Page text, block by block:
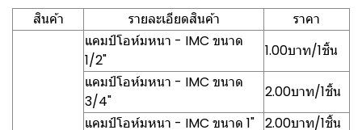
สินค้า
รายละเอียดสินค้า
ราคา
แคมป์โอห์มหนา - IMC ขนาด
1/2"
1.00บาท/1ชิ้น
แคมป์โอห์มหนา - IMC ขนาด
3/4"
2.00บาท/1ชิ้น
แคมป์โอห์มหนา - IMC ขนาด 1" 2.00บาท/1ชิ้น